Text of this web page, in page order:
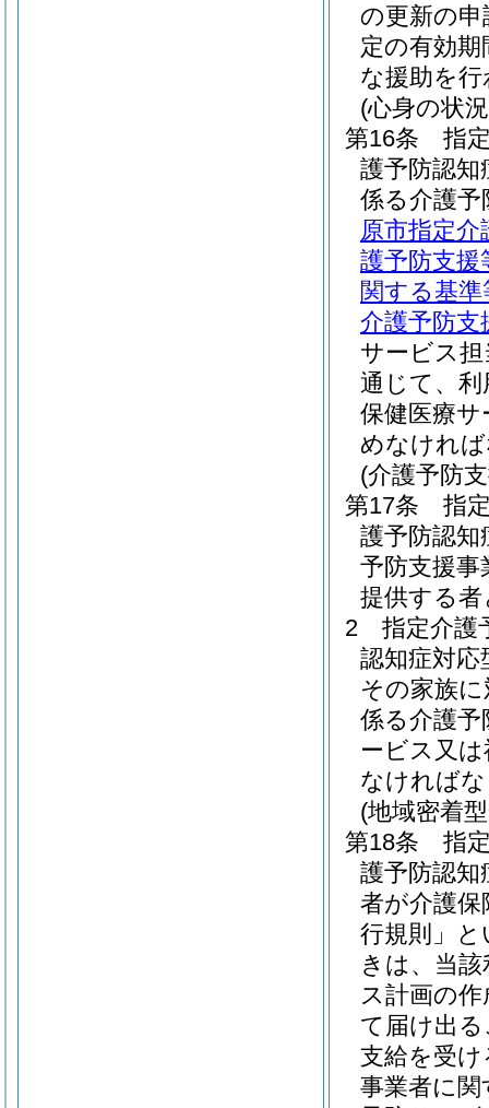
の更新の
定の有効
な援助を
(心身の状
第16条
指
護予防認
係る介護
原市指定
護予防支
関する基
介護予防支
サービス
通じて、
保健医療
めなけれ
(介護予防
第17条
指
護予防認
予防支援
提供する
2
指定介護
認知症対
その家族
係る介護
ービス又
なければ
(地域密着
第18条
指
護予防認知
者が介護保
行規則」と
きは、当
ス計画の
て届け出
支給を受
事業者に